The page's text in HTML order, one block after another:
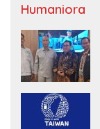
Humaniora